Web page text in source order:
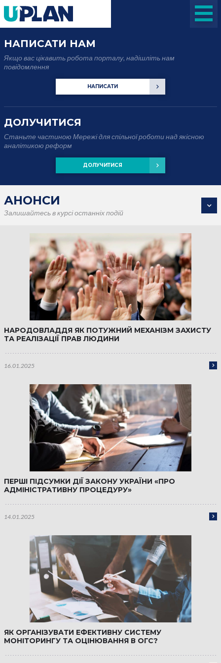
НАПИСАТИ НАМ
Якщо вас цікавить робота порталу, надішліть нам
повідомлення
НАПИСАТИ
ДОЛУЧИТИСЯ
Станьте частиною Мережі для спільної роботи над якісною
аналітикою реформ
ДОЛУЧИТИСЯ
АНОНСИ
Залишайтесь в курсі останніх подій
НАРОДОВЛАДДЯ ЯК ПОТУЖНИЙ МЕХАНІЗМ ЗАХИСТУ
ТА РЕАЛІЗАЦІЇ ПРАВ ЛЮДИНИ
16.01.2025
ПЕРШІ ПІДСУМКИ ДІЇ ЗАКОНУ УКРАЇНИ «ПРО
АДМІНІСТРАТИВНУ ПРОЦЕДУРУ»
14.01.2025
ЯК ОРГАНІЗУВАТИ ЕФЕКТИВНУ СИСТЕМУ
МОНІТОРИНГУ ТА ОЦІНЮВАННЯ В ОГС?